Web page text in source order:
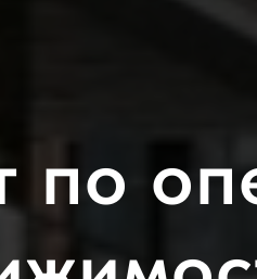
по